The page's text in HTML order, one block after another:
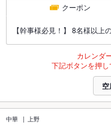
クーポン
【幹事様必見！】 8名様以
カレンダ
下記ボタンを押し
中華 上野